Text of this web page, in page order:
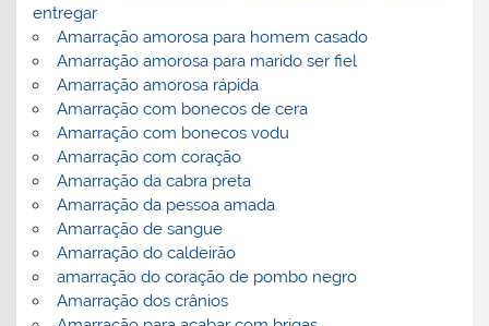
entregar
Amarração amorosa para homem casado
Amarração amorosa para marido ser fiel
Amarração amorosa rápida
Amarração com bonecos de cera
Amarração com bonecos vodu
Amarração com coração
Amarração da cabra preta
Amarração da pessoa amada
Amarração de sangue
Amarração do caldeirão
amarração do coração de pombo negro
Amarração dos crânios